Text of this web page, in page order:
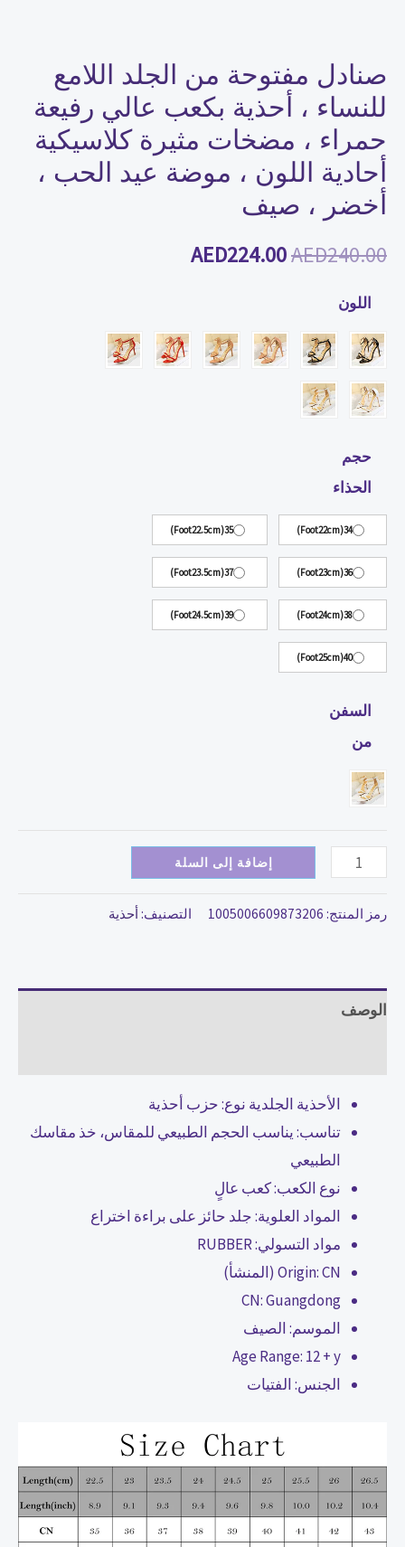
صنادل مفتوحة من الجلد اللامع
للنساء ، أحذية بكعب عالي رفيعة
حمراء ، مضخات مثيرة كلاسيكية
أحادية اللون ، موضة عيد الحب ،
أخضر ، صيف
AED240.00
AED224.00
اللون
حجم
الحذاء
34(Foot22cm)
35(Foot22.5cm)
36(Foot23cm)
37(Foot23.5cm)
38(Foot24cm)
39(Foot24.5cm)
40(Foot25cm)
السفن
من
مضخات
مثيرة
كلاسيكية
أحادية
اللون
موضة
الحب
،
أخضر
،
صيف
إضافة إلى السلة
رمز المنتج: 1005006609873206 التصنيف:أحذية
الوصف
الأحذية الجلدية نوع:حزب أحذية
تناسب:يناسب الحجم الطبيعي للمقاس، خذ مقاسك
الطبيعي
نوع الكعب:كعب عالٍ
المواد العلوية:جلد حائز على براءة اختراع
مواد التسولي:RUBBER
Origin:CN (المنشأ)
CN:Guangdong
الموسم:الصيف
Age Range: 12 + y
الجنس:الفتيات